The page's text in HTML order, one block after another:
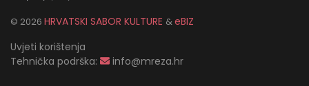
© 2026 HRVATSKI SABOR KULTURE &eBIZ
Uvjeti korištenja
Tehnička podrška:
info@mreza.hr